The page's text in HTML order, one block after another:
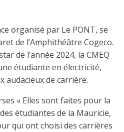
illégales
électrique
électriques
la qualification
de formations
continue obligatoire (FCO)
de formation des
organisé par Le PONT, se
de l’Amphithéâtre Cogeco.
de l’année 2024, la CMEQ
étudiante en électricité,
audacieux de carrière.
« Elles sont faites pour la
étudiantes de la Mauricie,
qui ont choisi des carrières